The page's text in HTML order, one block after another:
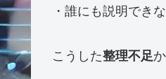
・誰にも説明でき
こうした整理不足